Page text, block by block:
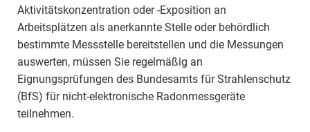
Aktivitätskonzentration oder -Exposition an
Arbeitsplätzen als anerkannte Stelle oder behördlich
bestimmte Messstelle bereitstellen und die Messungen
auswerten, müssen Sie regelmäßig an
Eignungsprüfungen des Bundesamts für Strahlenschutz
(BfS) für nicht-elektronische Radonmessgeräte
teilnehmen.